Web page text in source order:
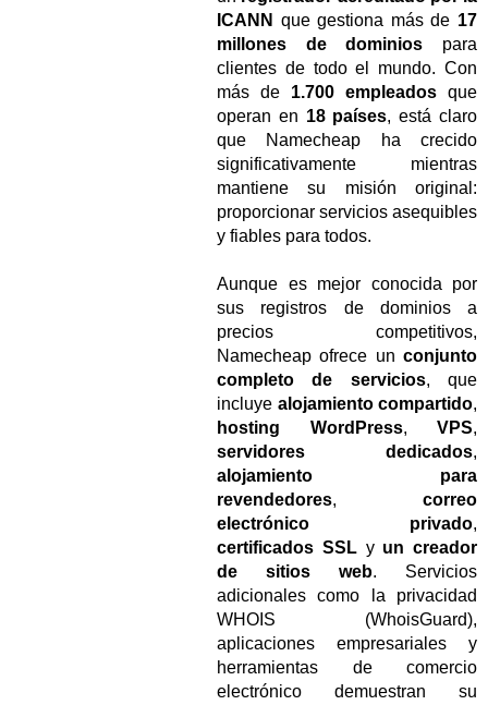
ICANN que gestiona más de 17
millones de dominios para
clientes de todo el mundo. Con
más de 1.700 empleados que
operan en 18 países, está claro
que Namecheap ha crecido
significativamente mientras
mantiene su misión original:
proporcionar servicios asequibles
y fiables para todos.
Aunque es mejor conocida por
sus registros de dominios a
precios competitivos,
Namecheap ofrece un conjunto
completo de servicios, que
incluye alojamiento compartido,
hosting WordPress, VPS,
servidores dedicados,
alojamiento para
revendedores, correo
electrónico privado,
certificados SSLy un creador
de sitios web. Servicios
adicionales como la privacidad
WHOIS (WhoisGuard),
aplicaciones empresariales y
herramientas de comercio
electrónico demuestran su